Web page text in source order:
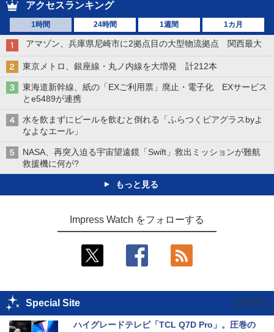
アクセスランキング
1時間 24時間 1週間 1カ月
アマゾン、兵庫県尼崎市に2拠点目の大型物流拠点 関西最大
東京メトロ、銀座線・丸ノ内線を大増発 計212本
東海道新幹線、紙の「EXご利用票」廃止・電子化 EXサービス
とe5489が連携
水を飲まずにビールを飲むと倒れる「ふらつくビアグラスbyよ
なよなエール」
NASA、再突入迫る宇宙望遠鏡「Swift」救出ミッションが難航
救援機に何が?
もっと見る
Impress Watch をフォローする
Special Site
ハイグレードテレビ「TCL Q7D Pro」。圧巻の